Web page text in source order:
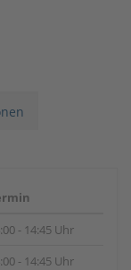
- 14:45 Uhr
- 14:45 Uhr